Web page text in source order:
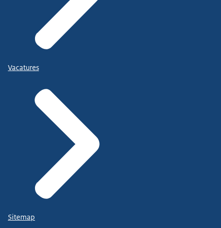
Vacatures
Sitemap